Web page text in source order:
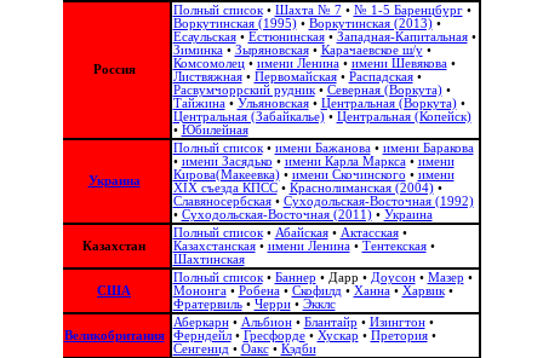
Россия
Полный список• Шахта № 7• № 1-5 Баренцбург•
Воркутинская (1995)• Воркутинская (2013)•
Есаульская• Естюнинская• Западная-Капитальная•
Зиминка• Зыряновская• Карачаевское ш/у•
Комсомолец• имени Ленина• имени Шевякова•
Листвяжная• Первомайская• Распадская•
Расвумчоррский рудник• Северная (Воркута)•
Тайжина• Ульяновская• Центральная (Воркута)•
Центральная (Забайкалье)• Центральная (Копейск)
• Юбилейная
Украина
Полный список• имени Бажанова• имени Баракова
• имени Засядько • имени Карла Маркса• имени
Кирова(Макеевка)• имени Скочинского • имени
ХІХ съезда КПСС• Краснолиманская (2004)•
Славяносербская• Суходольская-Восточная (1992)
• Суходольская-Восточная (2011)• Украина
Казахстан
Полный список• Абайская• Актасская•
Казахстанская• имени Ленина• Тентекская•
Шахтинская
США
Полный список• Баннер • Дарр • Доусон• Мазер •
Мононга• Робена• Скофилд • Ханна• Харвик•
Фратервиль• Черри• Экклс
Великобритания
Аберкарн• Альбион‎• Блантайр • Изингтон•
Ферндейл• Гресфорде• Хускар • Претория•
Сенгенид • Оакс• Кэдби